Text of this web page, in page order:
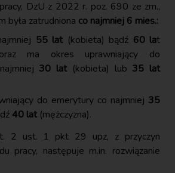
DzU z 2022 r. poz. 690 ze zm.,
była zatrudniona co najmniej 6 mies.:
55 lat (kobieta) bądź 60 lat
oraz ma okres uprawniający do
30 lat (kobieta) lub 35 lat
do emerytury co najmniej 35
40 lat (mężczyzna).
2 ust. 1 pkt 29 upz, z przyczyn
pracy, następuje m.in. rozwiązanie